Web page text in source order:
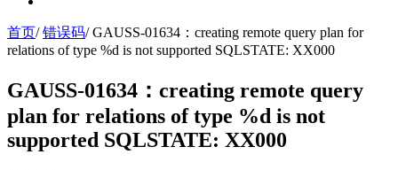
首页/错误码/GAUSS-01634：creating remote query plan for
relations of type %d is not supported SQLSTATE: XX000
GAUSS-01634：creating remote query
plan for relations of type %d is not
supported SQLSTATE: XX000